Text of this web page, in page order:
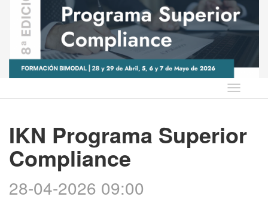
Idioma
IKN Programa Superior
Compliance
28-04-2026 09:00